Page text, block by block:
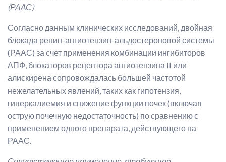
(РААС)
Согласно данным клинических исследований, двойная
блокада ренин-ангиотензин-альдостероновой системы
(РААС) за счет применения комбинации ингибиторов
АПФ, блокаторов рецептора ангиотензина II или
алискирена сопровождалась большей частотой
нежелательных явлений, таких как гипотензия,
гиперкалиемия и снижение функции почек (включая
острую почечную недостаточность) по сравнению с
применением одного препарата, действующего на
РААС.